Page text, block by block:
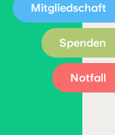
Mitgliedschaft
Spenden
Notfall